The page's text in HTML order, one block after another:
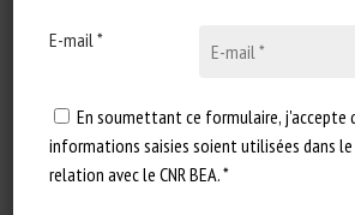
E-mail *
En soumettant ce formulaire, j'accepte
informations saisies soient utilisées dans le
relation avec le CNR BEA. *